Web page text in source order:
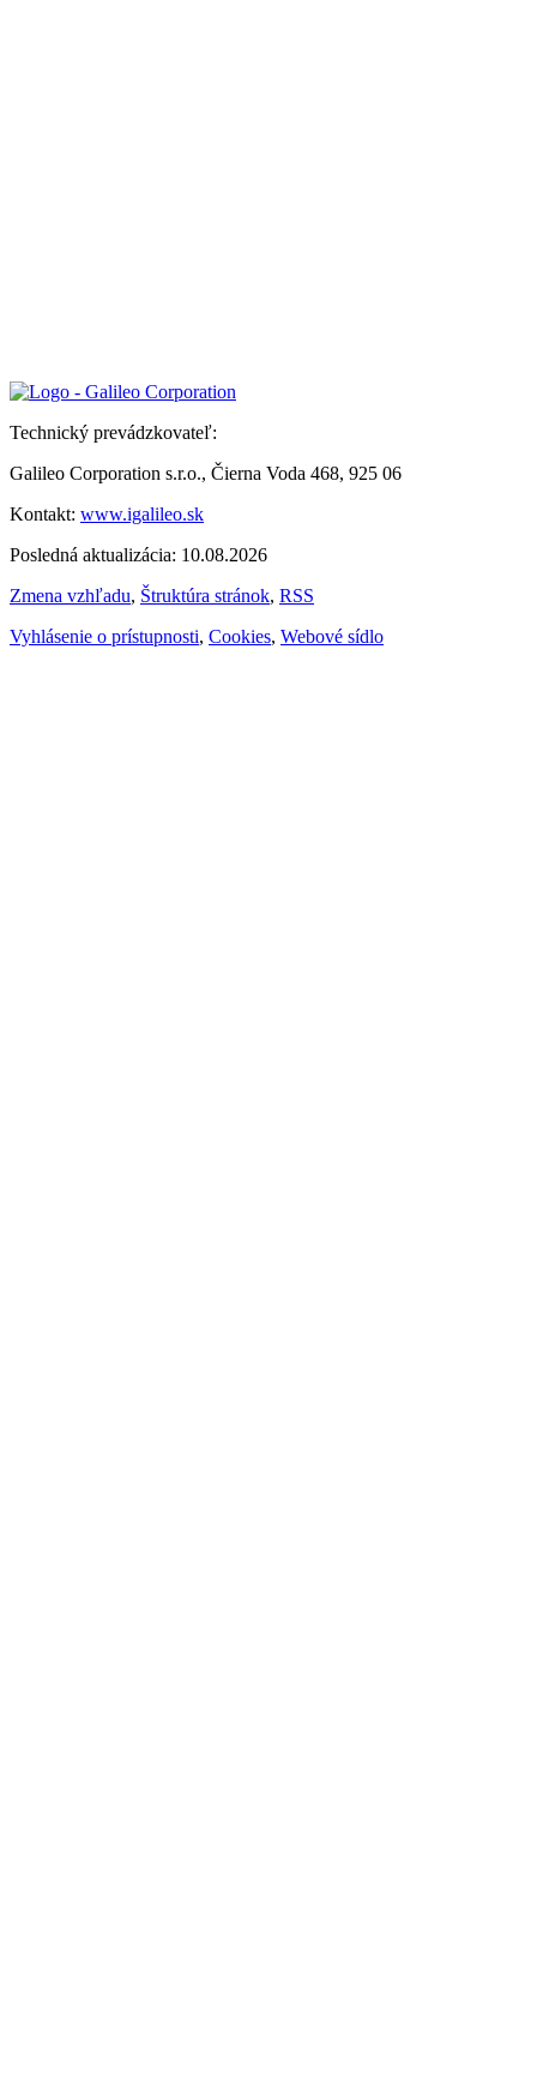
Technický prevádzkovateľ:
Galileo Corporation s.r.o., Čierna Voda 468, 925 06
Kontakt: www.igalileo.sk
Posledná aktualizácia: 10.08.2026
Zmena vzhľadu, Štruktúra stránok, RSS
Vyhlásenie o prístupnosti, Cookies, Webové sídlo